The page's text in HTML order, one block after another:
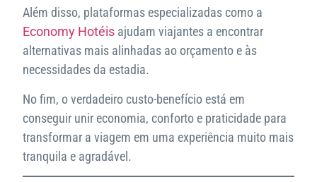
Além disso, plataformas especializadas como a
Economy Hotéis ajudam viajantes a encontrar
alternativas mais alinhadas ao orçamento e às
necessidades da estadia.
No fim, o verdadeiro custo-benefício está em
conseguir unir economia, conforto e praticidade para
transformar a viagem em uma experiência muito mais
tranquila e agradável.